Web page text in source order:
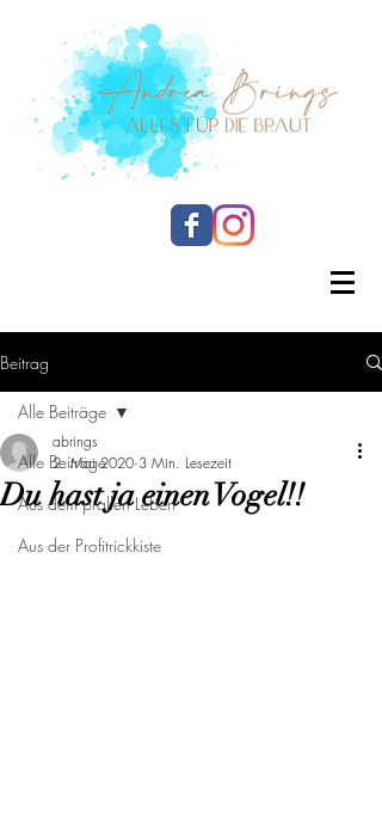
Beitrag
Alle Beiträge
Aus dem prallen Leben
Aus der Profitrickkiste
Alle Beiträge
Du hast ja einen Vogel!!
abrings
2. Mai 2020 3 Min. Lesezeit